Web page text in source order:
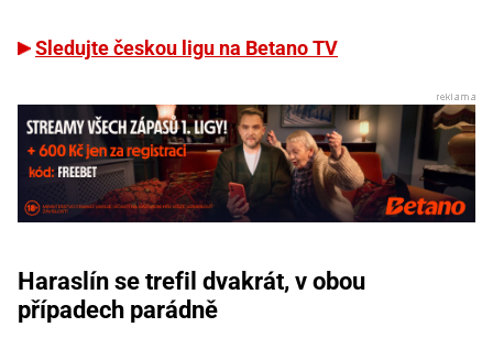
Sledujte českou ligu na Betano TV
Haraslín se trefil dvakrát, v obou
případech parádně